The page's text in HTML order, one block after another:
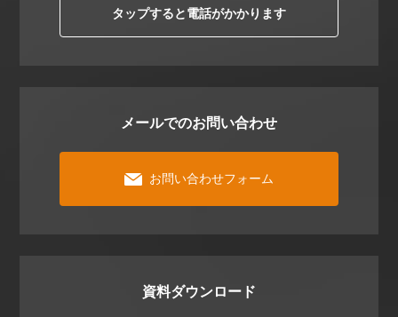
タップすると電話がかかります
メールでのお問い合わせ
お問い合わせフォーム
資料ダウンロード